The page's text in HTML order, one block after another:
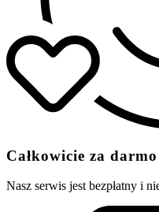
Całkowicie za darmo
Nasz serwis jest bezpłatny i